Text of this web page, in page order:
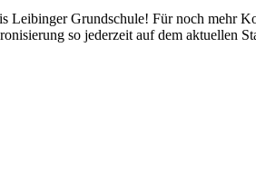
Grundschule! Für noch mehr
so jederzeit auf dem aktuellen